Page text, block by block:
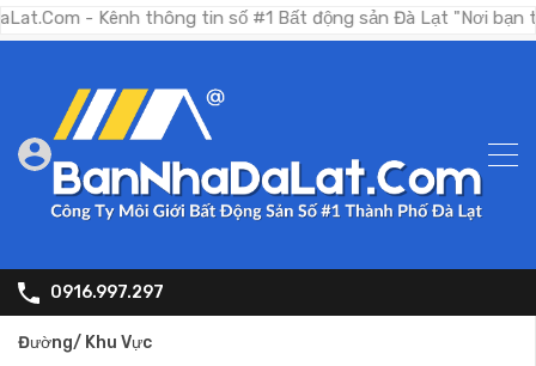
- Kênh thông tin số #1 Bất động sản Đà Lạt "Nơi bạn tìm
0916.997.297
Đường/ Khu Vực